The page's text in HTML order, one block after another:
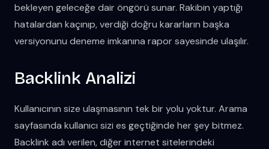
bekleyen geleceğe dair öngörü sunar. Rakibin yaptığı
hatalardan kaçınıp, verdiği doğru kararların başka
versiyonunu deneme imkanına rapor sayesinde ulaşılır.
Backlink Analizi
Kullanıcının size ulaşmasının tek bir yolu yoktur. Arama
sayfasında kullanıcı sizi es geçtiğinde her şey bitmez.
Backlink adı verilen, diğer internet sitelerindeki